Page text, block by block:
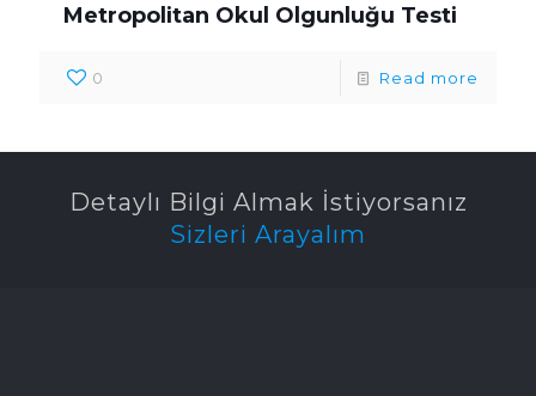
Metropolitan Okul Olgunluğu Testi
0 Read more
Detaylı Bilgi Almak İstiyorsanız
Sizleri Arayalım